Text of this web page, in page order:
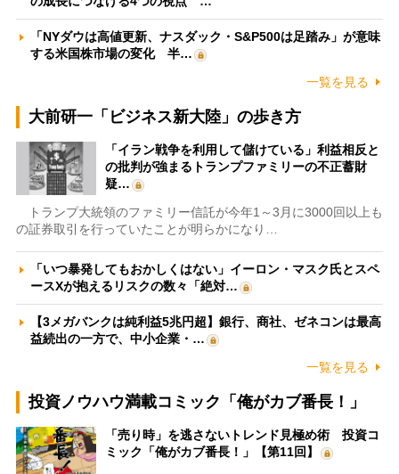
「NYダウは高値更新、ナスダック・S&P500は足踏み」が意味
する米国株市場の変化 半…
一覧を見る
大前研一「ビジネス新大陸」の歩き方
「イラン戦争を利用して儲けている」利益相反と
の批判が強まるトランプファミリーの不正蓄財
疑…
トランプ大統領のファミリー信託が今年1～3月に3000回以上も
の証券取引を行っていたことが明らかになり…
「いつ暴発してもおかしくはない」イーロン・マスク氏とスペ
ースXが抱えるリスクの数々「絶対…
【3メガバンクは純利益5兆円超】銀行、商社、ゼネコンは最高
益続出の一方で、中小企業・…
一覧を見る
投資ノウハウ満載コミック「俺がカブ番長！」
「売り時」を逃さないトレンド見極め術 投資コ
ミック「俺がカブ番長！」【第11回】